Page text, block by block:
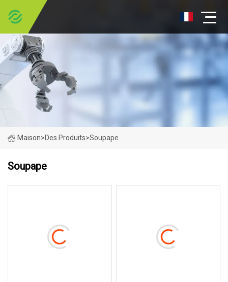
Maison>Des Produits>Soupape
Soupape